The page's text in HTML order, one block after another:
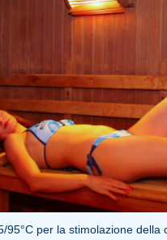
95°C per la stimolazione